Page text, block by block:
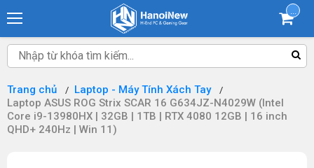
Trang chủ
Laptop - Máy Tính Xách Tay
Laptop ASUS ROG Strix SCAR 16 G634JZ-N4029W (Intel
Core i9-13980HX | 32GB | 1TB | RTX 4080 12GB | 16 inch
QHD+ 240Hz | Win 11)